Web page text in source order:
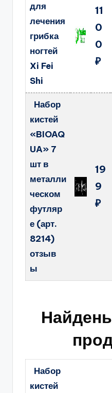
для
лечения
грибка
ногтей
Xi Fei
Shi
11
0
0
₽
Набор
кистей
«BIOAQ
UA» 7
шт в
металли
ческом
футляр
е (арт.
8214)
отзыв
ы
19
9
₽
Набор
кистей